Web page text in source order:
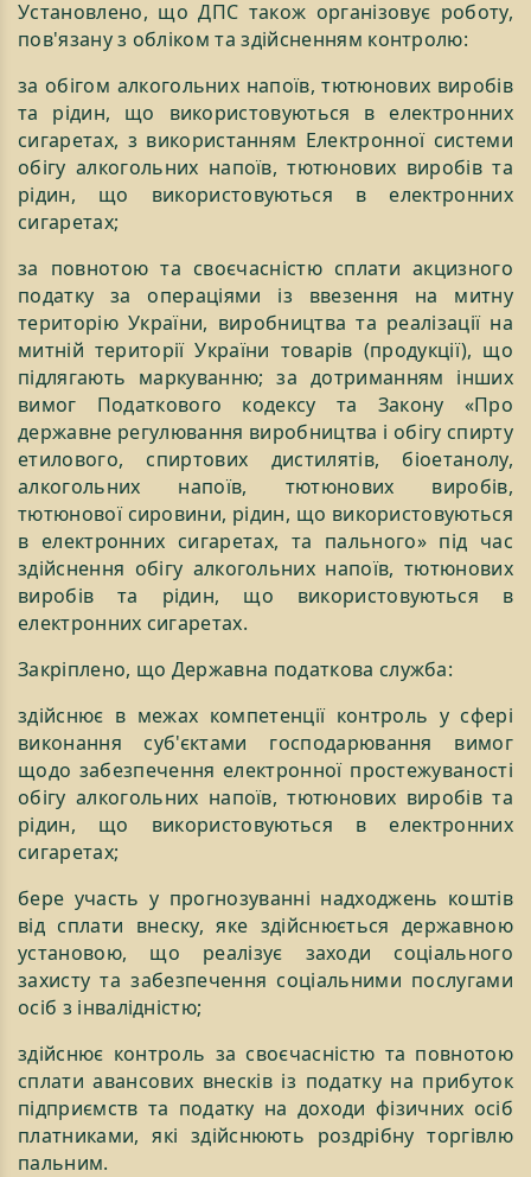
Установлено, що ДПС також організовує роботу,
пов'язану з обліком та здійсненням контролю:
за обігом алкогольних напоїв, тютюнових виробів
та рідин, що використовуються в електронних
сигаретах, з використанням Електронної системи
обігу алкогольних напоїв, тютюнових виробів та
рідин, що використовуються в електронних
сигаретах;
за повнотою та своєчасністю сплати акцизного
податку за операціями із ввезення на митну
територію України, виробництва та реалізації на
митній території України товарів (продукції), що
підлягають маркуванню; за дотриманням інших
вимог Податкового кодексу та Закону «Про
державне регулювання виробництва і обігу спирту
етилового, спиртових дистилятів, біоетанолу,
алкогольних напоїв, тютюнових виробів,
тютюнової сировини, рідин, що використовуються
в електронних сигаретах, та пального» під час
здійснення обігу алкогольних напоїв, тютюнових
виробів та рідин, що використовуються в
електронних сигаретах.
Закріплено, що Державна податкова служба:
здійснює в межах компетенції контроль у сфері
виконання суб'єктами господарювання вимог
щодо забезпечення електронної простежуваності
обігу алкогольних напоїв, тютюнових виробів та
рідин, що використовуються в електронних
сигаретах;
бере участь у прогнозуванні надходжень коштів
від сплати внеску, яке здійснюється державною
установою, що реалізує заходи соціального
захисту та забезпечення соціальними послугами
осіб з інвалідністю;
здійснює контроль за своєчасністю та повнотою
сплати авансових внесків із податку на прибуток
підприємств та податку на доходи фізичних осіб
платниками, які здійснюють роздрібну торгівлю
пальним.